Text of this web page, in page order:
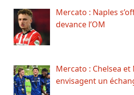
Mercato : Naples
devance l’OM
Mercato : Chelsea
envisagent un